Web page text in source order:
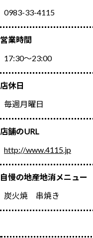
0983-33-4115
営業時間
17:30～23:00
店休日
毎週月曜日
店舗のURL
http://www.4115.jp
自慢の地産地消メニュー
炭火焼 串焼き